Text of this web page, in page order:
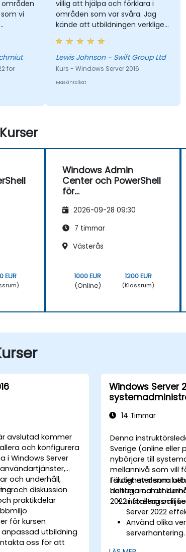
vi
det.
for
villig att hjälpa och förklara i
områden som var svåra. Jag
kände att utbildningen verkligen
var användbar för mig.
Lewis Johnson - Swift Group Ltd
Kurs - Windows Server 2016
Maskintolkat
EUR
Windows Admin
Center och PowerShell
för
ng2026-09-28 09:30
7 timmar
Västerås
1000 EUR
(Online)
1200 EUR
(Klassrum)
avslutad kommer
och konfigurera
i Windows Server
användartjänster,
och underhåll,
och diskussion
praktikdelar
för kursen
utbildning
oss för att
Windows Server
14 Timmar
Denna
Sverige (online eller
nybörjare till
mellannivå som vill
färdigheter som
hantera och
2022 i
I slutet av denna
deltagarna att
Installera och
Server 2022
Använd olika
serverhantering.